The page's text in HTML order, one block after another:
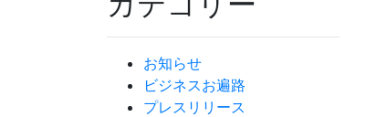
お知らせ
ビジネスお遍路
プレスリリース